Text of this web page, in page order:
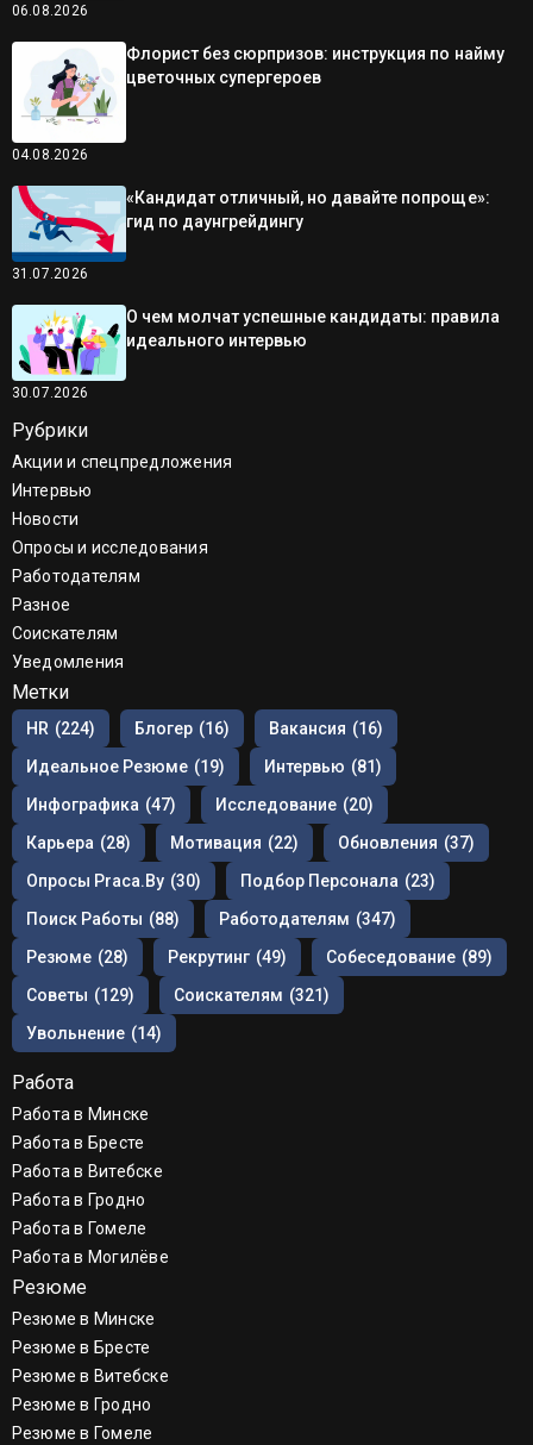
06.08.2026
04.08.2026
Флорист без сюрпризов: инструкция по найму
цветочных супергероев
31.07.2026
«Кандидат отличный, но давайте попроще»:
гид по даунгрейдингу
30.07.2026
О чем молчат успешные кандидаты: правила
идеального интервью
Рубрики
Акции и спецпредложения
Интервью
Новости
Опросы и исследования
Работодателям
Разное
Соискателям
Уведомления
Метки
HR (224) Блогер (16) Вакансия (16)
Идеальное Резюме (19) Интервью (81)
Инфографика (47) Исследование (20)
Карьера (28) Мотивация (22) Обновления (37)
Опросы Praca.by (30) Подбор Персонала (23)
Поиск Работы (88) Работодателям (347)
Резюме (28) Рекрутинг (49) Собеседование (89)
Советы (129) Соискателям (321)
Увольнение (14)
Работа
Работа в Минске
Работа в Бресте
Работа в Витебске
Работа в Гродно
Работа в Гомеле
Работа в Могилёве
Резюме
Резюме в Минске
Резюме в Бресте
Резюме в Витебске
Резюме в Гродно
Резюме в Гомеле